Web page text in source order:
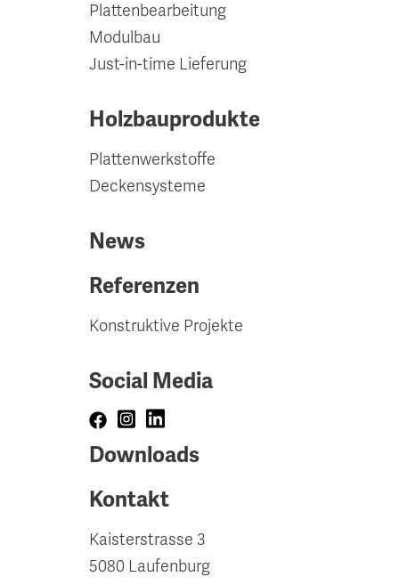
Plattenbearbeitung
Modulbau
Just-in-time Lieferung
Holzbauprodukte
Plattenwerkstoffe
Deckensysteme
News
Referenzen
Konstruktive Projekte
Social Media
Downloads
Kontakt
Kaisterstrasse 3
5080 Laufenburg